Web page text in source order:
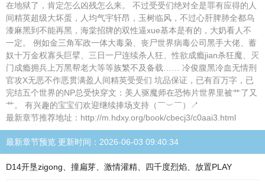
在地狱了，肯定怎么凶残怎么来。 不过受受们绝对全是罪有应得的人
间精英超级大坏蛋，人均气宇轩昂，玉树临风，不过心肝脾肺全都乌
漆麻黑到不能再黑，海棠招牌的双性逼xue基本是有的，大奶看人不
一定。 例如金三角军政一体大毒枭、丧尸世界病毒公司黑手大佬、蓄
奴十万金权寡头巨擘、三日一尸连续杀人狂、性欲成瘾jian杀狂魔、灭
门成瘾拥兵上万黑帮老大等等族繁不及备载…… 冷俊腹黑冷血无情刑
官攻X无恶不作恶贯满盈人间精英受受们 坑品保证，已有百万字，已
完结五个世界的NP总受快穿文：美人驱魔师在恐怖片世界里被艹了又
艹。 有兴趣的宝宝们欢迎继续捧场支持（￣︶￣）↗
最新章节推荐地址：http://m.hdxy.org/book/cbecj3/c0aai3.html
最新章节预览 更新时间：2026-06-03 09:40:34
D14开垦zigong、撞扁芽、激情灌精、四千度烈焰、放置PLAY